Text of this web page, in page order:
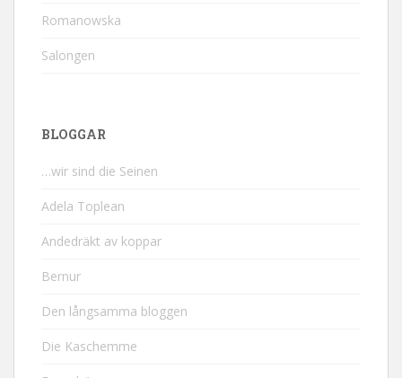
Romanowska
Salongen
BLOGGAR
…wir sind die Seinen
Adela Toplean
Andedräkt av koppar
Bernur
Den långsamma bloggen
Die Kaschemme